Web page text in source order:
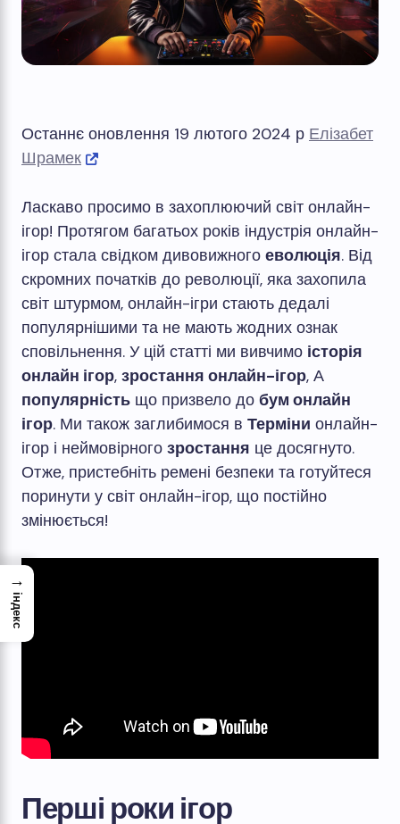
Останнє оновлення 19 лютого 2024 р Елізабет
Шрамек
Ласкаво просимо в захоплюючий світ онлайн-
ігор! Протягом багатьох років індустрія онлайн-
ігор стала свідком дивовижного еволюція. Від
скромних початків до революції, яка захопила
світ штурмом, онлайн-ігри стають дедалі
популярнішими та не мають жодних ознак
сповільнення. У цій статті ми вивчимо історія
онлайн ігор, зростання онлайн-ігор, А
популярність що призвело до бум онлайн
ігор. Ми також заглибимося в Терміни онлайн-
ігор і неймовірного зростання це досягнуто.
Отже, пристебніть ремені безпеки та готуйтеся
поринути у світ онлайн-ігор, що постійно
змінюється!
Перші роки ігор
→
індекс